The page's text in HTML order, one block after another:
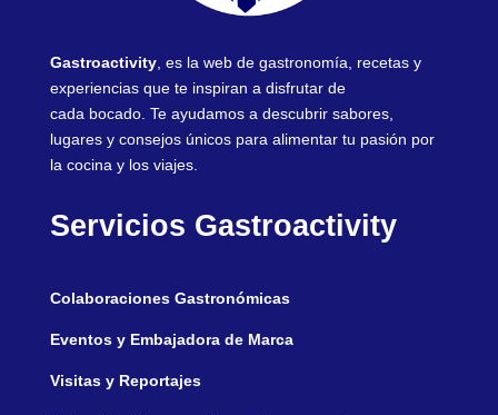
Gastroactivity, es la web de gastronomía, recetas y
experiencias que te inspiran a disfrutar de
cada bocado. Te ayudamos a descubrir sabores,
lugares y consejos únicos para alimentar tu pasión por
la cocina y los viajes.
Servicios Gastroactivity
Colaboraciones Gastronómicas
Eventos y Embajadora de Marca
Visitas y Reportajes